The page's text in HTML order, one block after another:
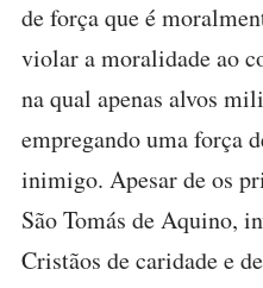
de força que é
violar a moralidade ao
na qual apenas alvos
empregando uma força
inimigo. Apesar de os
São Tomás de Aquino,
Cristãos de caridade e